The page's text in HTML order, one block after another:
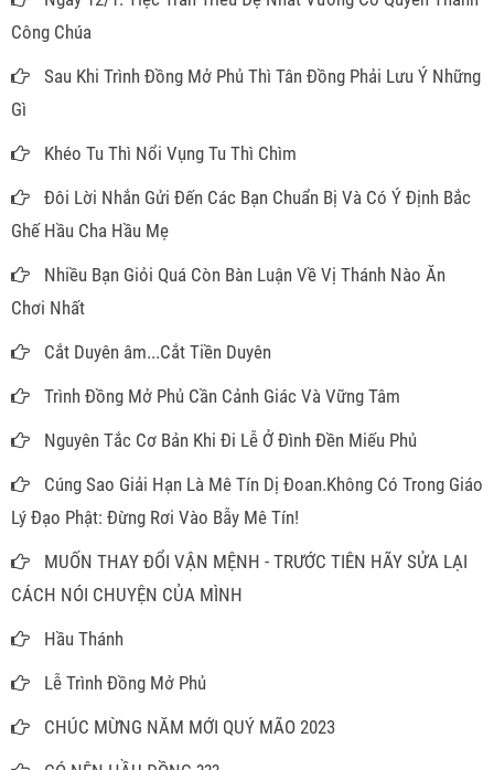
Công Chúa
Sau Khi Trình Đồng Mở Phủ Thì Tân Đồng Phải Lưu Ý Những
Gì
Khéo Tu Thì Nổi Vụng Tu Thì Chìm
Đôi Lời Nhắn Gửi Đến Các Bạn Chuẩn Bị Và Có Ý Định Bắc
Ghế Hầu Cha Hầu Mẹ
Nhiều Bạn Giỏi Quá Còn Bàn Luận Về Vị Thánh Nào Ăn
Chơi Nhất
Cắt Duyên âm...Cắt Tiền Duyên
Trình Đồng Mở Phủ Cần Cảnh Giác Và Vững Tâm
Nguyên Tắc Cơ Bản Khi Đi Lễ Ở Đình Đền Miếu Phủ
Cúng Sao Giải Hạn Là Mê Tín Dị Đoan.Không Có Trong Giáo
Lý Đạo Phật: Đừng Rơi Vào Bẫy Mê Tín!
MUỐN THAY ĐỔI VẬN MỆNH - TRƯỚC TIÊN HÃY SỬA LẠI
CÁCH NÓI CHUYỆN CỦA MÌNH
Hầu Thánh
Lễ Trình Đồng Mở Phủ
CHÚC MỪNG NĂM MỚI QUÝ MÃO 2023